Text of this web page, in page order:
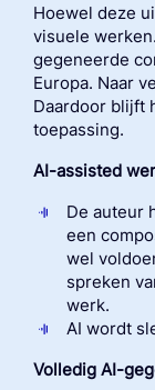
Hoewel deze
visuele
gegeneerde
Europa. Naar
Daardoor blijft
toepassing.
AI-assisted
De auteur
een
wel
spreken
werk.
AI wordt
Volledig AI-